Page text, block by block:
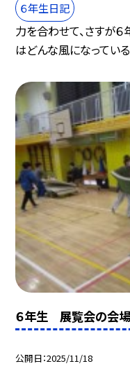
６年生日記
力を合わせて、さすが
はどんな風になってい
６年生 展覧会の会
公開日 2025/11/18